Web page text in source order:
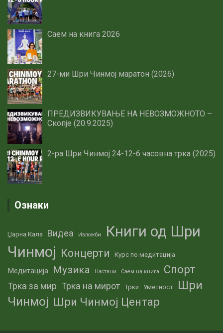
Саем на книга 2026
27-ми Шри Чинмој маратон (2026)
ПРЕДИЗВИКУВАЊЕ НА НЕВОЗМОЖНОТО –
Скопје (20.9.2025)
2-ра Шри Чинмој 24-12-6 часовна трка (2025)
Ознаки
Џарна Кала Видеа Изложби
Книги од Шри
Чинмој Концерти Курс по медитација
Медитација Музика Настани Саем на книга Спорт
Трка за мир Трка на мирот Трки Уметност
Шри
Чинмој Шри Чинмој Центар